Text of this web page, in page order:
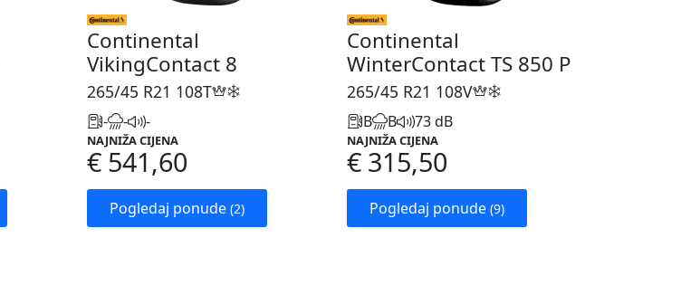
Continental
VikingContact 8
265/45 R21 108T
- - -
NAJNIŽA CIJENA
€ 541,60
Pogledaj ponude (2)
Continental
WinterContact TS 850 P
265/45 R21 108V
B B 73 dB
NAJNIŽA CIJENA
€ 315,50
Pogledaj ponude (9)